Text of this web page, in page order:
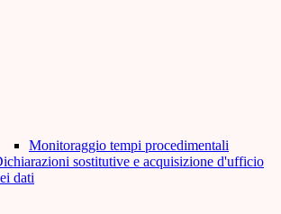
Monitoraggio tempi procedimentali
sostitutive e acquisizione d'ufficio
dati